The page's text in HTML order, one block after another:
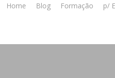
Home Blog Formação p/